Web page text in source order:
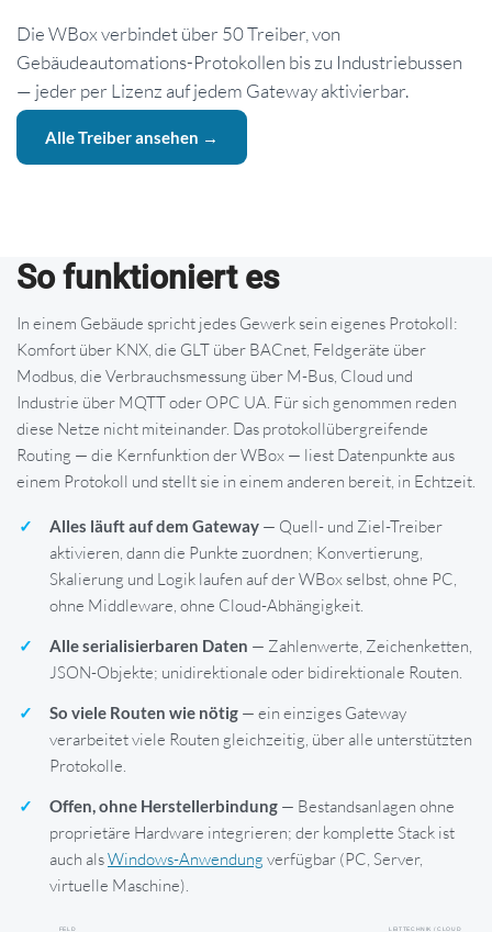
Die WBox verbindet über 50 Treiber, von
Gebäudeautomations-Protokollen bis zu Industriebussen
— jeder per Lizenz auf jedem Gateway aktivierbar.
Alle Treiber ansehen →
So funktioniert es
In einem Gebäude spricht jedes Gewerk sein eigenes Protokoll:
Komfort über KNX, die GLT über BACnet, Feldgeräte über
Modbus, die Verbrauchsmessung über M-Bus, Cloud und
Industrie über MQTT oder OPC UA. Für sich genommen reden
diese Netze nicht miteinander. Das protokollübergreifende
Routing — die Kernfunktion der WBox — liest Datenpunkte aus
einem Protokoll und stellt sie in einem anderen bereit, in Echtzeit.
Alles läuft auf dem Gateway — Quell- und Ziel-Treiber
aktivieren, dann die Punkte zuordnen; Konvertierung,
Skalierung und Logik laufen auf der WBox selbst, ohne PC,
ohne Middleware, ohne Cloud-Abhängigkeit.
Alle serialisierbaren Daten — Zahlenwerte, Zeichenketten,
JSON-Objekte; unidirektionale oder bidirektionale Routen.
So viele Routen wie nötig — ein einziges Gateway
verarbeitet viele Routen gleichzeitig, über alle unterstützten
Protokolle.
Offen, ohne Herstellerbindung — Bestandsanlagen ohne
proprietäre Hardware integrieren; der komplette Stack ist
auch alsWindows-Anwendung verfügbar (PC, Server,
virtuelle Maschine).